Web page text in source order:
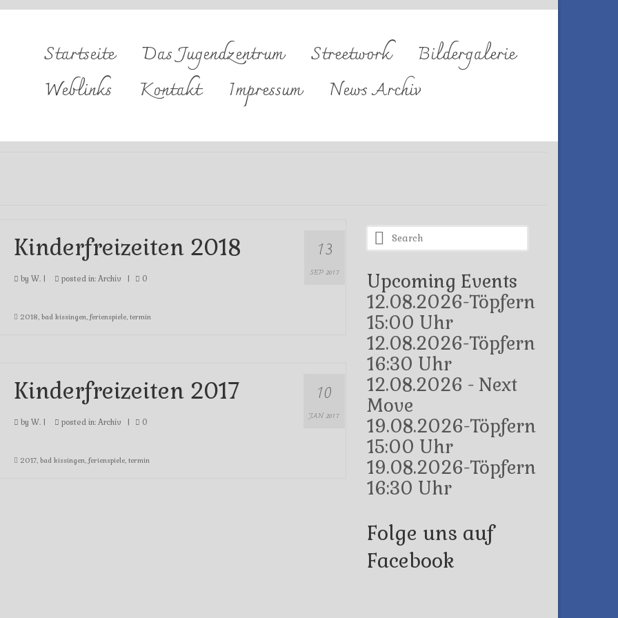
Startseite Das Jugendzentrum Streetwork
Bildergalerie
Weblinks
Kontakt Impressum News Archiv
13
SEP 2017
Kinderfreizeiten 2018
by W.| posted in: Archiv 0
2018, bad kissingen, ferienspiele, termin
10
JAN 2017
Kinderfreizeiten 2017
by W.| posted in: Archiv 0
2017, bad kissingen, ferienspiele, termin
Search
for:
Upcoming Events
12.08.2026-Töpfern
15:00 Uhr
12.08.2026-Töpfern
16:30 Uhr
12.08.2026 - Next
Move
19.08.2026-Töpfern
15:00 Uhr
19.08.2026-Töpfern
16:30 Uhr
Folge uns auf
Facebook